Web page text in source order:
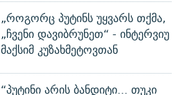
„როგორც პუტინს უყვარს თქმა,
„ჩვენი დავიბრუნეთ“ - ინტერვიუ
მაქსიმ კუზახმეტოვთან
“პუტინი არის ბანდიტი... თუკი